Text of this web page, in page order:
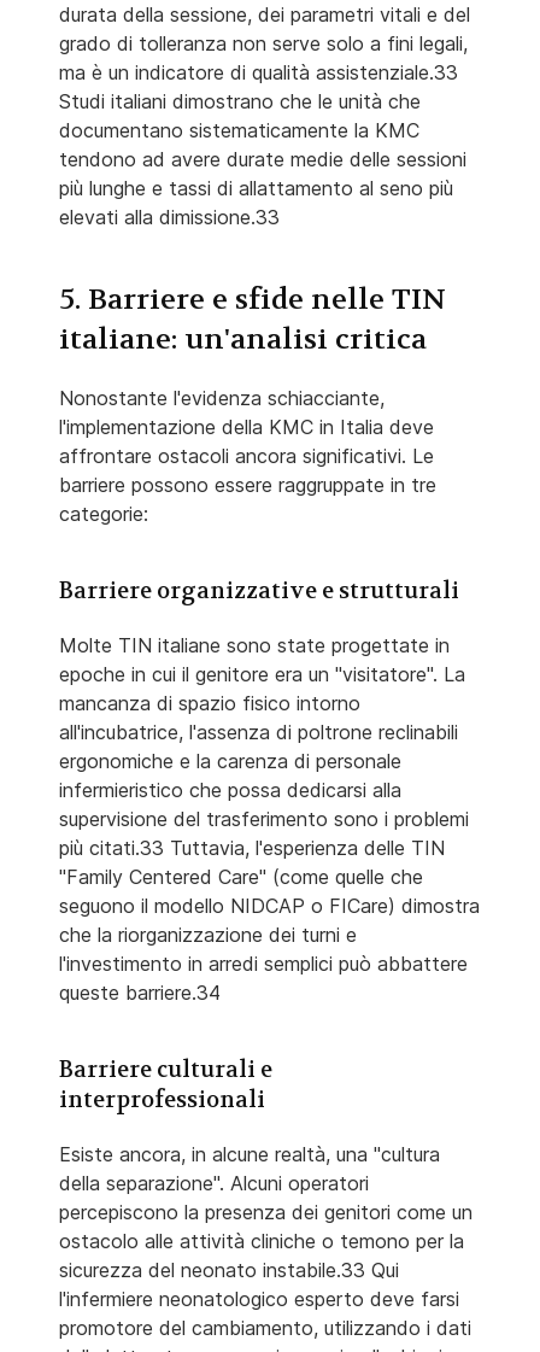
durata della sessione, dei parametri vitali e del
grado di tolleranza non serve solo a fini legali,
ma è un indicatore di qualità assistenziale.33
Studi italiani dimostrano che le unità che
documentano sistematicamente la KMC
tendono ad avere durate medie delle sessioni
più lunghe e tassi di allattamento al seno più
elevati alla dimissione.33
5. Barriere e sfide nelle TIN
italiane: un'analisi critica
Nonostante l'evidenza schiacciante,
l'implementazione della KMC in Italia deve
affrontare ostacoli ancora significativi. Le
barriere possono essere raggruppate in tre
categorie:
Barriere organizzative e strutturali
Molte TIN italiane sono state progettate in
epoche in cui il genitore era un "visitatore". La
mancanza di spazio fisico intorno
all'incubatrice, l'assenza di poltrone reclinabili
ergonomiche e la carenza di personale
infermieristico che possa dedicarsi alla
supervisione del trasferimento sono i problemi
più citati.33 Tuttavia, l'esperienza delle TIN
"Family Centered Care" (come quelle che
seguono il modello NIDCAP o FICare) dimostra
che la riorganizzazione dei turni e
l'investimento in arredi semplici può abbattere
queste barriere.34
Barriere culturali e
interprofessionali
Esiste ancora, in alcune realtà, una "cultura
della separazione". Alcuni operatori
percepiscono la presenza dei genitori come un
ostacolo alle attività cliniche o temono per la
sicurezza del neonato instabile.33 Qui
l'infermiere neonatologico esperto deve farsi
promotore del cambiamento, utilizzando i dati